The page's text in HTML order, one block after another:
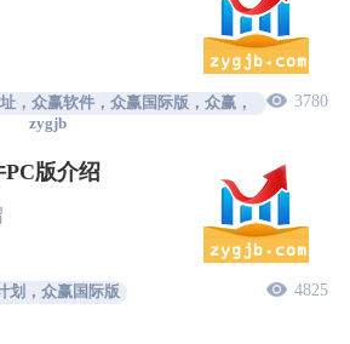
，众赢软件，众赢国际版，众赢，
zygjb
3780
版介绍
划，众赢国际版 4825